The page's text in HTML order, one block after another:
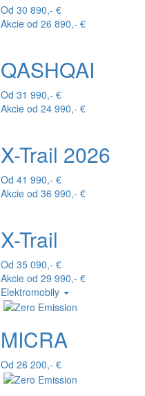
Od 30 890,- €
Akcie od 26 890,- €
QASHQAI
Od 31 990,- €
Akcie od 24 990,- €
X-Trail 2026
Od 41 990,- €
Akcie od 36 990,- €
X-Trail
Od 35 090,- €
Akcie od 29 990,- €
Elektromobily
MICRA
Od 26 200,- €